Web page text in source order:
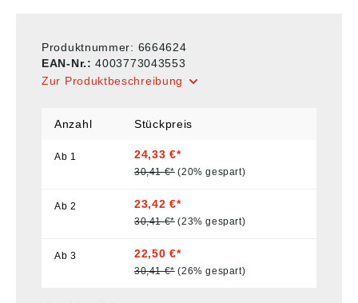
Produktnummer: 6664624
EAN-Nr.:4003773043553
Zur Produktbeschreibung
Anzahl Stückpreis
Ab 1 24,33 €*
30,41 €* (20% gespart)
Ab 2 23,42 €*
30,41 €* (23% gespart)
Ab 3 22,50 €*
30,41 €* (26% gespart)